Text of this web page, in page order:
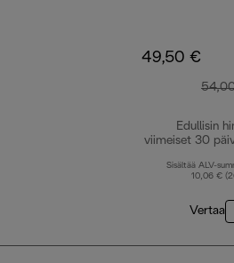
49,50 €
Edullisin
viimeiset 30
Sisältää ALV-
10,06 €
Vertaa